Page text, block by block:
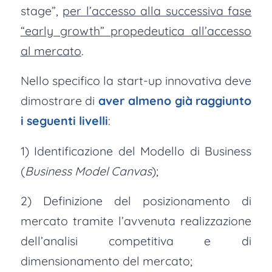
stage”, per l’accesso alla successiva fase
“early growth” propedeutica all’accesso
al mercato.
Nello specifico la start-up innovativa deve
dimostrare diaver almeno già raggiunto
i seguenti livelli:
1) Identificazione del Modello di Business
(Business Model Canvas);
2) Definizione del posizionamento di
mercato tramite l’avvenuta realizzazione
dell’analisi competitiva e di
dimensionamento del mercato;